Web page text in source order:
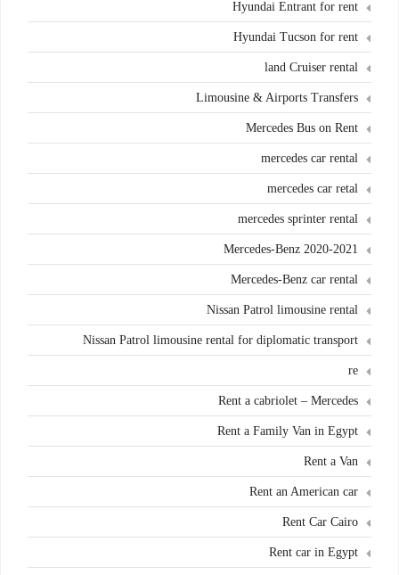
Hyundai Entrant for rent
Hyundai Tucson for rent
land Cruiser rental
Limousine & Airports Transfers
Mercedes Bus on Rent
mercedes car rental
mercedes car retal
mercedes sprinter rental
Mercedes-Benz 2020-2021
Mercedes-Benz car rental
Nissan Patrol limousine rental
Nissan Patrol limousine rental for diplomatic transport
re
Rent a cabriolet – Mercedes
Rent a Family Van in Egypt
Rent a Van
Rent an American car
Rent Car Cairo
Rent car in Egypt